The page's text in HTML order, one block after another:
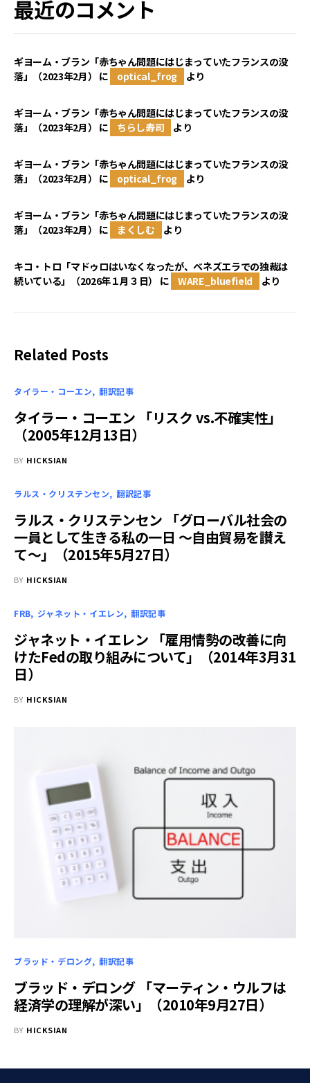
最近のコメント
ギヨーム・ブラン「赤ちゃん問題にはじまっていたフランスの没
落」（2023年2月） に optical_frog より
ギヨーム・ブラン「赤ちゃん問題にはじまっていたフランスの没
落」（2023年2月） に ちらし寿司 より
ギヨーム・ブラン「赤ちゃん問題にはじまっていたフランスの没
落」（2023年2月） に optical_frog より
ギヨーム・ブラン「赤ちゃん問題にはじまっていたフランスの没
落」（2023年2月） に まくしむ より
キコ・トロ「マドゥロはいなくなったが、ベネズエラでの独裁は
続いている」（2026年１月３日）
に WARE_bluefield より
Related Posts
タイラー・コーエン 翻訳記事
タイラー・コーエン 「リスク vs.不確実性」
（2005年12月13日）
BY HICKSIAN
ラルス・クリステンセン 翻訳記事
ラルス・クリステンセン 「グローバル社会の
一員として生きる私の一日 ～自由貿易を讃え
て～」（2015年5月27日）
BY HICKSIAN
FRB ジャネット・イエレン 翻訳記事
ジャネット・イエレン 「雇用情勢の改善に向
けたFedの取り組みについて」（2014年3月31
日）
BY HICKSIAN
ブラッド・デロング 翻訳記事
ブラッド・デロング 「マーティン・ウルフは
経済学の理解が深い」（2010年9月27日）
BY HICKSIAN